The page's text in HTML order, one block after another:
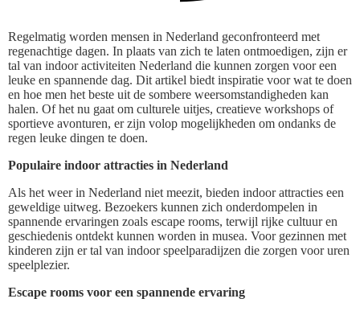
Regelmatig worden mensen in Nederland geconfronteerd met
regenachtige dagen. In plaats van zich te laten ontmoedigen, zijn er
tal van indoor activiteiten Nederland die kunnen zorgen voor een
leuke en spannende dag. Dit artikel biedt inspiratie voor wat te doen
en hoe men het beste uit de sombere weersomstandigheden kan
halen. Of het nu gaat om culturele uitjes, creatieve workshops of
sportieve avonturen, er zijn volop mogelijkheden om ondanks de
regen leuke dingen te doen.
Populaire indoor attracties in Nederland
Als het weer in Nederland niet meezit, bieden indoor attracties een
geweldige uitweg. Bezoekers kunnen zich onderdompelen in
spannende ervaringen zoals escape rooms, terwijl rijke cultuur en
geschiedenis ontdekt kunnen worden in musea. Voor gezinnen met
kinderen zijn er tal van indoor speelparadijzen die zorgen voor uren
speelplezier.
Escape rooms voor een spannende ervaring